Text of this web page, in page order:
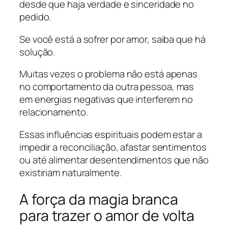
desde que haja verdade e sinceridade no
pedido.
Se você está a sofrer por amor, saiba que há
solução.
Muitas vezes o problema não está apenas
no comportamento da outra pessoa, mas
em energias negativas que interferem no
relacionamento.
Essas influências espirituais podem estar a
impedir a reconciliação, afastar sentimentos
ou até alimentar desentendimentos que não
existiriam naturalmente.
A força da magia branca
para trazer o amor de volta